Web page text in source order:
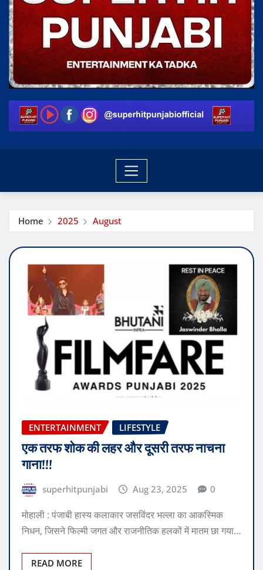
Home 2025 August
ENTERTAINMENT LIFESTYLE
एक तरफ शोक की लहर और दूसरी तरफ नाचना
गाना!!!
superhitpunjabi Aug 23, 2025 0
मोहाली : पंजाबी हास्य कलाकार जसविंदर भल्ला का आकस्मिक
निधन, जिसने फिल्मी जगत और राजनीतिक हलकों में मातम छा गया…
READ MORE